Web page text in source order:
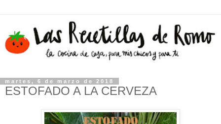
martes, 6 de marzo de 2018
ESTOFADO A LA CERVEZA